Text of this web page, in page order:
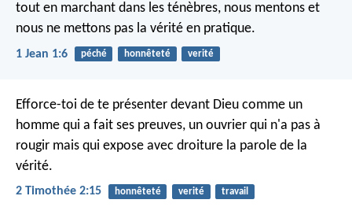
tout en marchant dans les ténèbres, nous mentons et
nous ne mettons pas la vérité en pratique.
1 Jean 1:6 péché honnêteté verité
Efforce-toi de te présenter devant Dieu comme un
homme qui a fait ses preuves, un ouvrier qui n'a pas à
rougir mais qui expose avec droiture la parole de la
vérité.
2 Timothée 2:15 honnêteté verité travail